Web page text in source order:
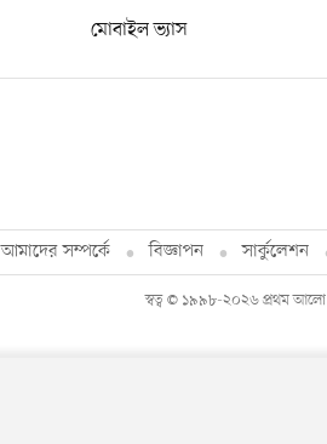
মোবাইল ভ্যাস
আমাদের সম্পর্কে বিজ্ঞাপন সার্কুলেশন
স্বত্ব © ১৯৯৮-২০২৬ প্রথম আলো